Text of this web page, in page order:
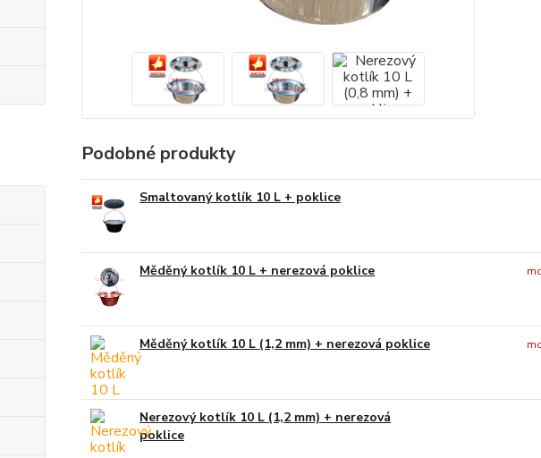
Podobné produkty
Smaltovaný kotlík 10 L + poklice
Měděný kotlík 10 L + nerezová poklice
Měděný kotlík 10 L (1,2 mm) + nerezová poklice
Nerezový kotlík 10 L (1,2 mm) + nerezová
poklice